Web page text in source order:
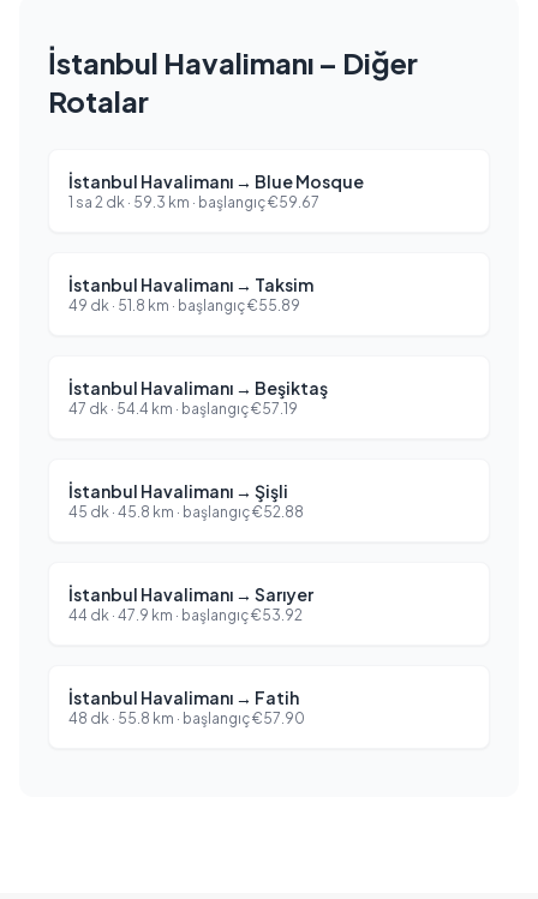
İstanbul Havalimanı – Diğer
Rotalar
İstanbul Havalimanı → Blue Mosque
1 sa 2 dk · 59.3 km · başlangıç€59.67
İstanbul Havalimanı → Taksim
49 dk · 51.8 km · başlangıç€55.89
İstanbul Havalimanı → Beşiktaş
47 dk · 54.4 km · başlangıç€57.19
İstanbul Havalimanı → Şişli
45 dk · 45.8 km · başlangıç€52.88
İstanbul Havalimanı → Sarıyer
44 dk · 47.9 km · başlangıç€53.92
İstanbul Havalimanı → Fatih
48 dk · 55.8 km · başlangıç€57.90